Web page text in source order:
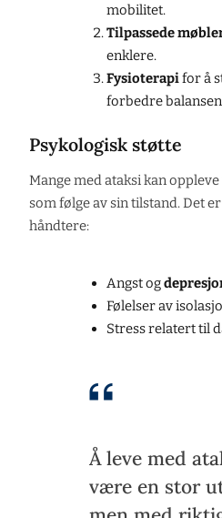
mobilitet.
Tilpassede
enklere.
Fysioterapi for å
forbedre
Psykologisk støtte
Mange med ataksi kan
som følge av sin tilstand. Det
håndtere:
Angst og
Følelser av
Stress relatert til
Å leve med
være en stor